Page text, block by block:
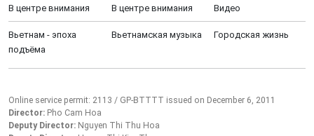
В центре внимания В центре внимания Видео
Вьетнам - эпоха
подъёма
Вьетнамская музыка Городская жизнь
Online service permit: 2113 / GP-BTTTT issued on December 6, 2011
Director: Pho Cam Hoa
Deputy Director: Nguyen Thi Thu Hoa